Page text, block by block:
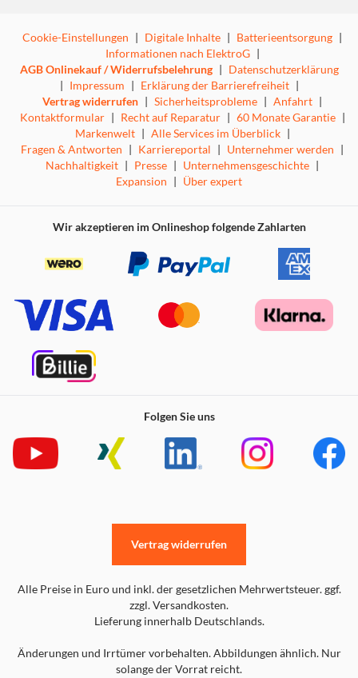
Cookie-Einstellungen | Digitale Inhalte | Batterieentsorgung |
Informationen nach ElektroG |
AGB Onlinekauf / Widerrufsbelehrung | Datenschutzerklärung
| Impressum | Erklärung der Barrierefreiheit |
Vertrag widerrufen | Sicherheitsprobleme | Anfahrt |
Kontaktformular | Recht auf Reparatur | 60 Monate Garantie |
Markenwelt | Alle Services im Überblick |
Fragen & Antworten | Karriereportal | Unternehmer werden |
Nachhaltigkeit | Presse | Unternehmensgeschichte |
Expansion | Über expert
Wir akzeptieren im Onlineshop folgende Zahlarten
Folgen Sie uns
Alle Preise in Euro und inkl. der gesetzlichen Mehrwertsteuer. ggf.
zzgl. Versandkosten.
Lieferung innerhalb Deutschlands.
Änderungen und Irrtümer vorbehalten. Abbildungen ähnlich. Nur
solange der Vorrat reicht.
Vertrag widerrufen